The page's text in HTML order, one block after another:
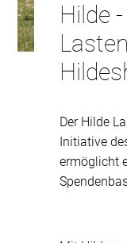
Hilde
Der Hilde
Initiative
ermöglicht